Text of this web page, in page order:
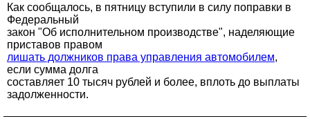
Как сообщалось, в пятницу вступили в силу поправки в
Федеральный
закон "Об исполнительном производстве", наделяющие
приставов правом
лишать должников права управления автомобилем,
если сумма долга
составляет 10 тысяч рублей и более, вплоть до выплаты
задолженности.